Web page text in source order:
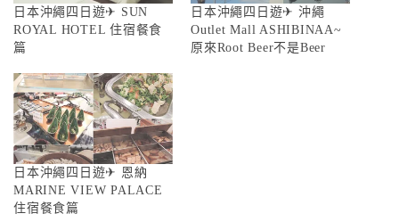
日本沖繩四日遊✈ SUN
ROYAL HOTEL 住宿餐食
篇
日本沖繩四日遊✈ 沖繩
Outlet Mall ASHIBINAA~
原來Root Beer不是Beer
日本沖繩四日遊✈ 恩納
MARINE VIEW PALACE
住宿餐食篇